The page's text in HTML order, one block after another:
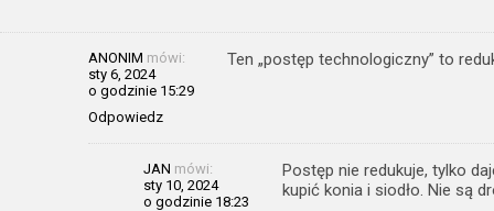
ANONIM mówi:
sty 6, 2024
o godzinie 15:29
Odpowiedz
Ten „postęp technologiczny” to
JAN mówi:
sty 10, 2024
o godzinie 18:23
Postęp nie redukuje, tylko
kupić konia i siodło. Nie są